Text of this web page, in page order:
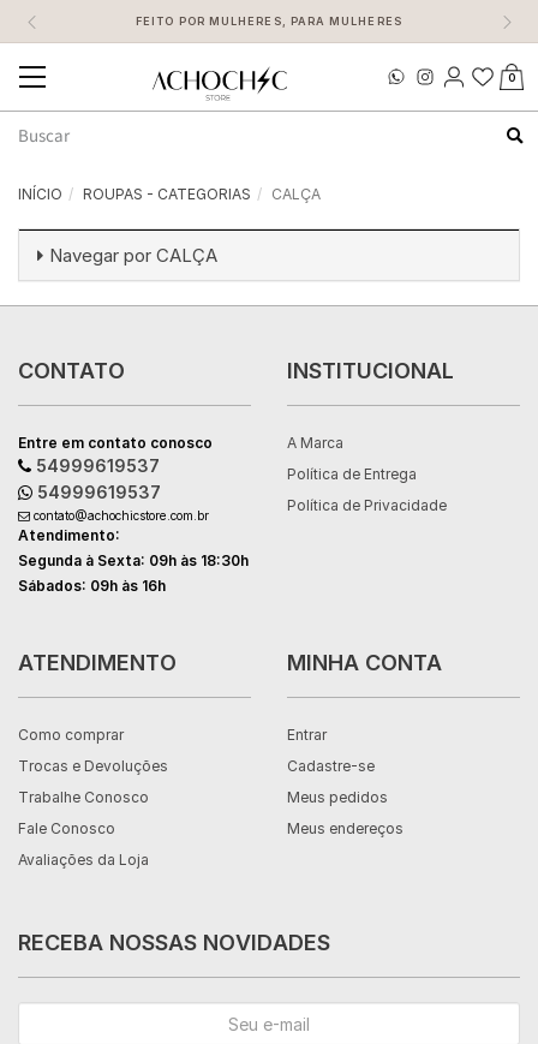
FEITO POR MULHERES, PARA MULHERES
Mudar
navegação
0
INÍCIO ROUPAS - CATEGORIAS CALÇA
Navegar por CALÇA
CONTATO
Entre em contato conosco
54999619537
54999619537
contato@achochicstore.com.br
Atendimento:
Segunda à Sexta: 09h às 18:30h
Sábados: 09h às 16h
INSTITUCIONAL
A Marca
Política de Entrega
Política de Privacidade
ATENDIMENTO
Como comprar
Trocas e Devoluções
Trabalhe Conosco
Fale Conosco
Avaliações da Loja
MINHA CONTA
Entrar
Cadastre-se
Meus pedidos
Meus endereços
RECEBA NOSSAS NOVIDADES